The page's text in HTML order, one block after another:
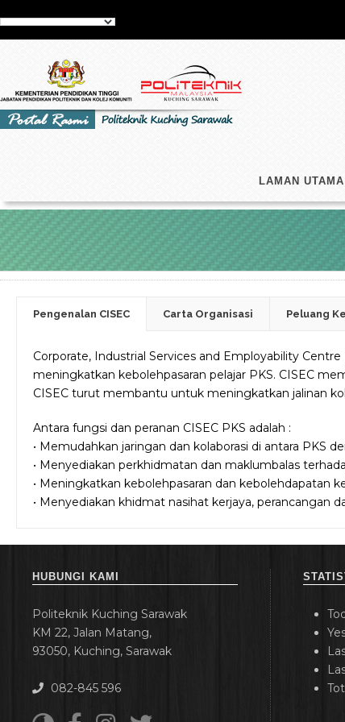
LAMAN UTAMA
Pengenalan CISEC Carta Organisasi Peluang
Corporate, Industrial Services and Employability
meningkatkan kebolehpasaran pelajar PKS. CISEC
CISEC turut membantu untuk meningkatkan jalinan
Antara fungsi dan peranan CISEC PKS adalah :
• Memudahkan jaringan dan kolaborasi di antara PKS
• Menyediakan perkhidmatan dan maklumbalas
• Meningkatkan kebolehpasaran dan kebolehdapatan
• Menyediakan khidmat nasihat kerjaya, perancangan
HUBUNGI KAMI
Politeknik Kuching Sarawak
KM 22, Jalan Matang,
93050, Kuching, Sarawak
082-845 596